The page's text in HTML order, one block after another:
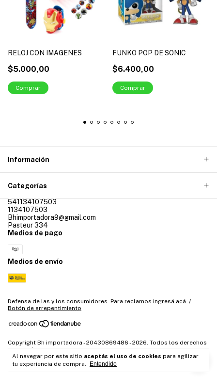
Al navegar por este sitio aceptás el uso de cookies para agilizar
tu experiencia de compra.
Entendido
RELOJ CON IMAGENES
$5.000,00
FUNKO POP DE SONIC
$6.400,00
Información
Categorías
541134107503
1134107503
Bhimportadora9@gmail.com
Pasteur 334
Medios de pago
Medios de envío
Defensa de las y los consumidores. Para reclamos ingresá acá. /
Botón de arrepentimiento
Copyright Bh importadora - 20430869486 - 2026. Todos los derechos
reservados.